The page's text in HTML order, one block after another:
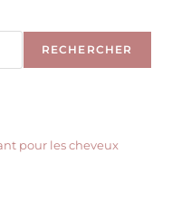
RECHERCHER
pour les cheveux